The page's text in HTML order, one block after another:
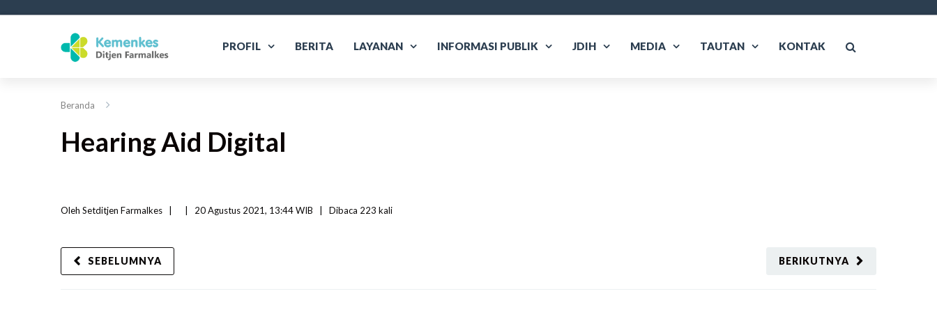
PROFIL BERITA LAYANAN INFORMASI PUBLIK JDIH MEDIA TAUTAN KONTAK
Beranda
Hearing Aid Digital
Oleh Setditjen Farmalkes 20 Agustus 2021, 13:44 WIB Dibaca 223 kali
BERIKUTNYA
SEBELUMNYA